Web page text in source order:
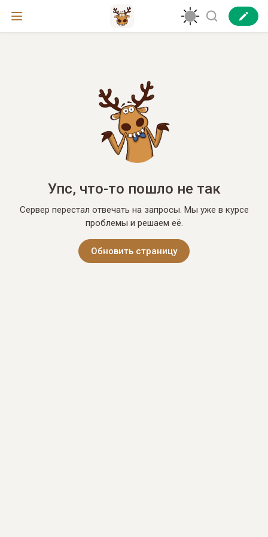
Упс, что-то пошло не так
Сервер перестал отвечать на запросы. Мы уже в курсе
проблемы и решаем её.
Обновить страницу